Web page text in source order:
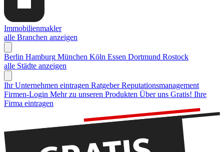
Immobilienmakler
alle Branchen anzeigen
Berlin Hamburg München Köln Essen Dortmund Rostock
alle Städte anzeigen
Ihr Unternehmen eintragen Ratgeber Reputationsmanagement
Firmen-Login Mehr zu unseren Produkten Über uns Gratis! Ihre
Firma eintragen